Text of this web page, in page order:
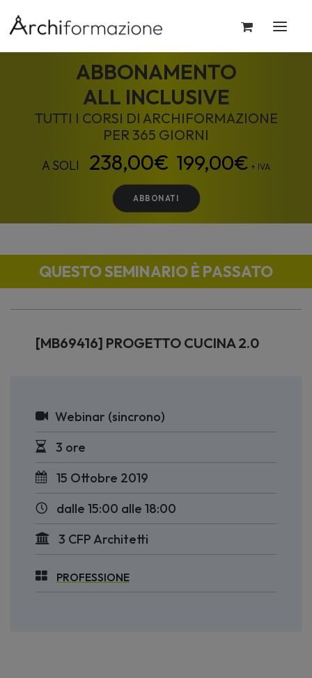
ABBONAMENTO
ALL INCLUSIVE
TUTTI I CORSI DI ARCHIFORMAZIONE
PER 365 GIORNI
199,00€ + IVA
ABBONATI
QUESTO SEMINARIO È PASSATO
[MB69416] PROGETTO CUCINA 2.0
Webinar (sincrono)
3 ore
15 Ottobre 2019
dalle 15:00 alle 18:00
3 CFP Architetti
PROFESSIONE